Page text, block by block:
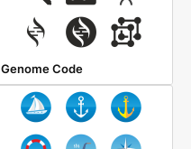
Genome Code